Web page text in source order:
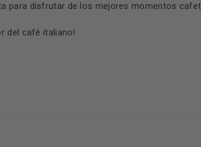
para disfrutar de los mejores momentos
del café italiano!